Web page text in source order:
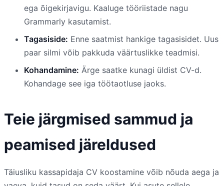
ega õigekirjavigu. Kaaluge tööriistade nagu
Grammarly kasutamist.
Tagasiside: Enne saatmist hankige tagasisidet. Uus
paar silmi võib pakkuda väärtuslikke teadmisi.
Kohandamine: Ärge saatke kunagi üldist CV-d.
Kohandage see iga töötaotluse jaoks.
Teie järgmised sammud ja
peamised järeldused
Täiusliku kassapidaja CV koostamine võib nõuda aega ja